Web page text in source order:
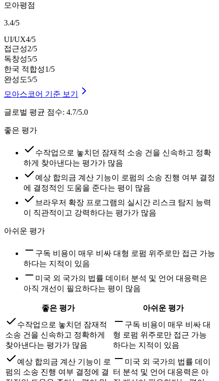
모아평점
3.4/5
UI/UX4/5
접근성2/5
독창성5/5
한국 적합성1/5
완성도5/5
모아스코어 기준 보기
글로벌 평균 점수: 4.7/5.0
좋은 평가
수작업으로 놓치던 잠재적 소송 건을 신속하고 정확
하게 찾아낸다는 평가가 많음
예상 합의금 계산 기능이 로펌의 소송 진행 여부 결정
에 결정적인 도움을 준다는 평이 많음
브라우저 확장 프로그램의 실시간 리스크 탐지 능력
이 직관적이고 강력하다는 평가가 많음
아쉬운 평가
구독 비용이 매우 비싸 대형 로펌 위주로만 접근 가능
하다는 지적이 있음
미국 외 국가의 법률 데이터 분석 및 언어 대응력은
아직 개선이 필요하다는 평이 많음
좋은 평가
아쉬운 평가
수작업으로 놓치던 잠재적
소송 건을 신속하고 정확하게
찾아낸다는 평가가 많음
구독 비용이 매우 비싸 대
형 로펌 위주로만 접근 가능
하다는 지적이 있음
예상 합의금 계산 기능이 로
펌의 소송 진행 여부 결정에 결
미국 외 국가의 법률 데이
터 분석 및 언어 대응력은 아